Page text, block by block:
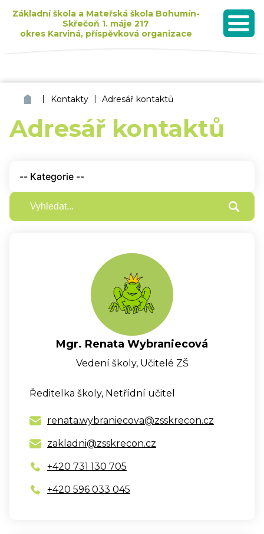
Základní škola a Mateřská škola Bohumín-
Skřečoň 1. máje 217
okres Karviná, příspěvková organizace
MENU
ZŠ a MŠ Bohumín Skřečoň
| Kontakty | Adresář kontaktů
Adresář kontaktů
Mgr. Renata Wybraniecová
Vedení školy, Učitelé ZŠ
Ředitelka školy, Netřídní učitel
renata.wybraniecova@zsskrecon.cz
zakladni@zsskrecon.cz
+420 731 130 705
+420 596 033 045